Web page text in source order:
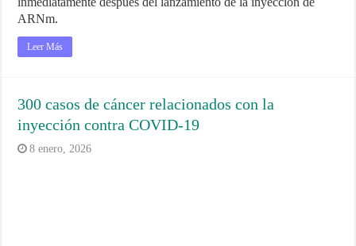
ARNm.
Leer Más
300 casos de cáncer relacionados con la
inyección contra COVID-19
8 enero, 2026